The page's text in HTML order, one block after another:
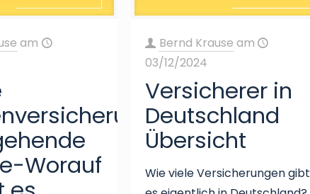
am
Worauf
Bernd Krause am
03/12/2024
Versicherer in
Deutschland
Übersicht
Wie viele Versicherungen gibt